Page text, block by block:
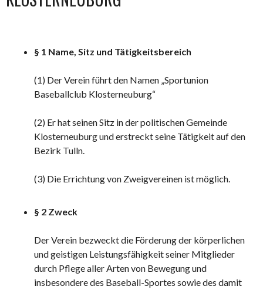
§ 1 Name, Sitz und Tätigkeitsbereich
(1) Der Verein führt den Namen „Sportunion
Baseballclub Klosterneuburg“
(2) Er hat seinen Sitz in der politischen Gemeinde
Klosterneuburg und erstreckt seine Tätigkeit auf den
Bezirk Tulln.
(3) Die Errichtung von Zweigvereinen ist möglich.
§ 2 Zweck
Der Verein bezweckt die Förderung der körperlichen
und geistigen Leistungsfähigkeit seiner Mitglieder
durch Pflege aller Arten von Bewegung und
insbesondere des Baseball-Sportes sowie des damit